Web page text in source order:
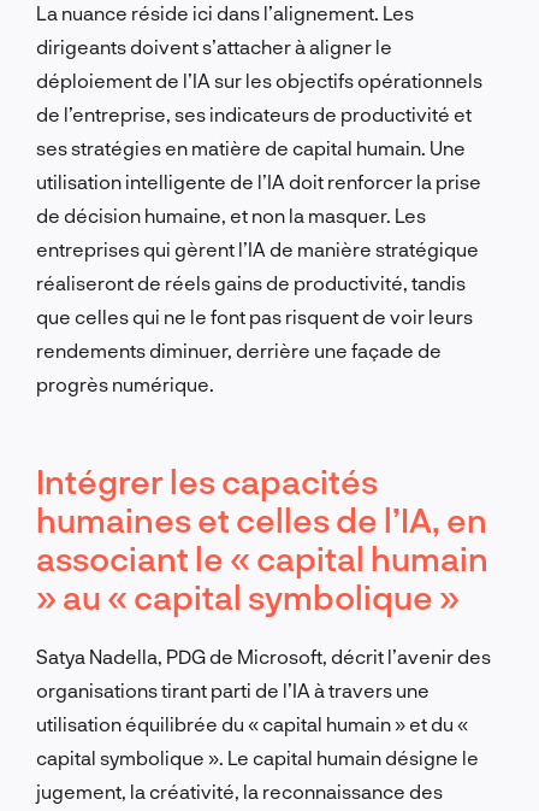
La nuance réside ici dans l’alignement. Les
dirigeants doivent s’attacher à aligner le
déploiement de l’IA sur les objectifs opérationnels
de l’entreprise, ses indicateurs de productivité et
ses stratégies en matière de capital humain. Une
utilisation intelligente de l’IA doit renforcer la prise
de décision humaine, et non la masquer. Les
entreprises qui gèrent l’IA de manière stratégique
réaliseront de réels gains de productivité, tandis
que celles qui ne le font pas risquent de voir leurs
rendements diminuer, derrière une façade de
progrès numérique.
Intégrer les capacités
humaines et celles de l’IA, en
associant le « capital humain
» au « capital symbolique »
Satya Nadella, PDG de Microsoft, décrit l’avenir des
organisations tirant parti de l’IA à travers une
utilisation équilibrée du « capital humain » et du «
capital symbolique ». Le capital humain désigne le
jugement, la créativité, la reconnaissance des